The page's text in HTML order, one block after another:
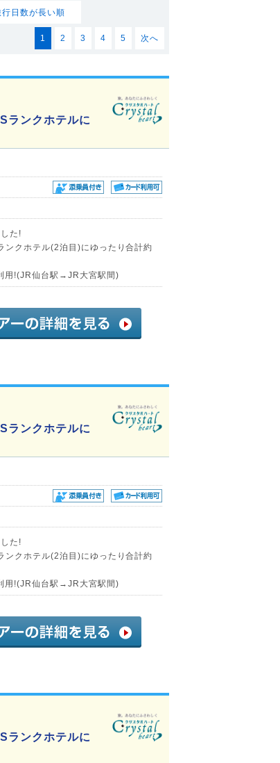
行日数が長い順
1 2 3 4 5 次へ
ランクホテルに
た!
クホテル(2泊目)にゆったり合計約
用!(JR仙台駅→JR大宮駅間)
ランクホテルに
た!
クホテル(2泊目)にゆったり合計約
用!(JR仙台駅→JR大宮駅間)
ランクホテルに